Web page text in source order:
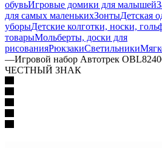
обувьИгровые домики для малышей
для самых маленькихЗонтыДетская
уборыДетские колготки, носки,
товарыМольберты, доски для
рисованияРюкзакиСветильники
—Игровой набор Автотрек
ЧЕСТНЫЙ ЗНАК